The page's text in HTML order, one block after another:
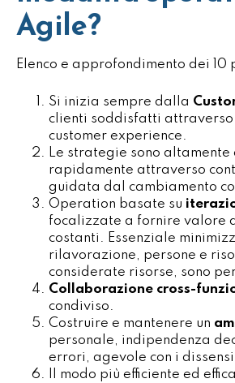
Agile?
Elenco e approfondimento dei 10
Si inizia sempre dalla
clienti soddisfatti attraverso
customer experience.
Le strategie sono
rapidamente attraverso
guidata dal cambiamento
Operation basate su
focalizzate a fornire valore
costanti. Essenziale
rilavorazione, persone e
considerate risorse, sono
Collaborazione cross-
condiviso.
Costruire e mantenere un
personale, indipendenza
errori, agevole con i
Il modo più efficiente ed